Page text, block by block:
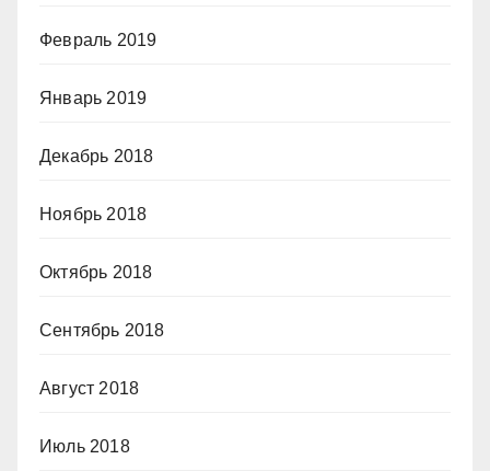
Февраль 2019
Январь 2019
Декабрь 2018
Ноябрь 2018
Октябрь 2018
Сентябрь 2018
Август 2018
Июль 2018